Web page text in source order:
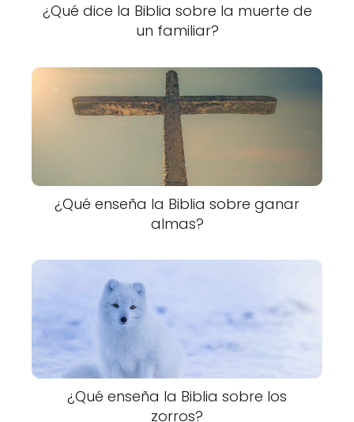
¿Qué dice la Biblia sobre la muerte de
un familiar?
¿Qué enseña la Biblia sobre ganar
almas?
¿Qué enseña la Biblia sobre los
zorros?